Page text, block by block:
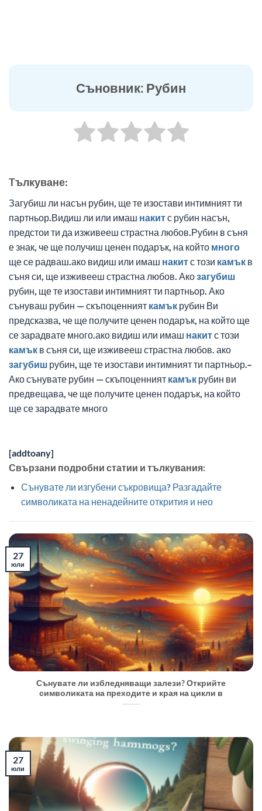
Съновник: Рубин
Tълкуване:
Загубиш ли насън рубин, ще те изостави интимният ти
партньор.Видиш ли или имаш накитс рубин насън,
предстои ти да изживееш страстна любов.Рубин в съня
е знак, че ще получиш ценен подарък, на който много
ще се радваш.ако видиш или имаш накитс този камък в
съня си, ще изживееш страстна любов. Акозагубиш
рубин, ще те изостави интимният ти партньор. Ако
сънуваш рубин — скъпоценният камък рубин Ви
предсказва, че ще получите ценен подарък, на който ще
се зарадвате много.ако видиш или имаш накитс този
камък в съня си, ще изживееш страстна любов. ако
загубиш рубин, ще те изостави интимният ти партньор.–
Ако сънувате рубин — скъпоценният камък рубин ви
предвещава, че ще получите ценен подарък, на който
ще се зарадвате много
[addtoany]
Свързани подробни статии и тълкувания:
Сънувате ли изгубени съкровища? Разгадайте
символиката на ненадейните открития и нео
Сънувате ли избледняващи залези? Открийте
символиката на преходите и края на цикли в
27
юли
27
юли